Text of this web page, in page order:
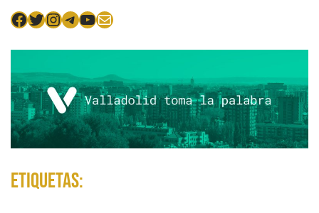
Facebook
Twitter
Instagram
Telegram
YouTube
Mail
Etiquetas: